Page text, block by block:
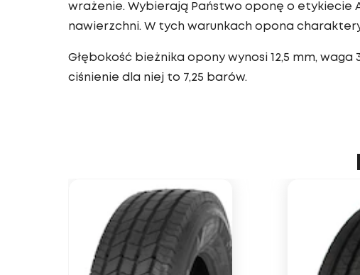
wrażenie. Wybierają Państwo oponę o etykiecie
nawierzchni. W tych warunkach opona
Głębokość bieżnika opony wynosi 12,5 mm,
ciśnienie dla niej to 7,25 barów.